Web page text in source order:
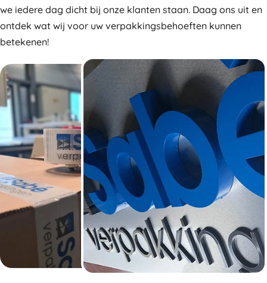
we iedere dag dicht bij onze klanten staan. Daag ons uit en
ontdek wat wij voor uw verpakkingsbehoeften kunnen
betekenen!